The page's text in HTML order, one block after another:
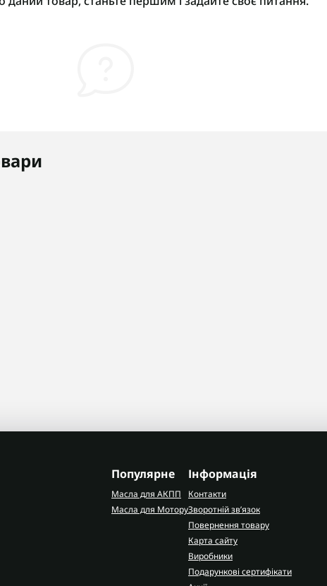
Популярне
Масла для АКПП
Масла для Мотору
Інформація
Контакти
Зворотній зв’язок
Повернення товару
Карта сайту
Виробники
Подарункові сертифікати